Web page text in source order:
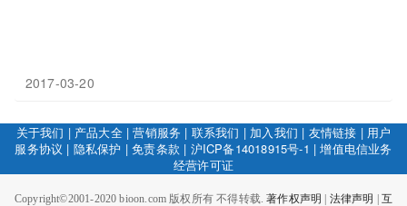
2017-03-20
关于我们 | 产品大全|营销服务 | 联系我们 | 加入我们 | 友情链接 | 用户
服务协议 | 隐私保护 |免责条款 | 沪ICP备14018915号-1 |增值电信业务
经营许可证
Copyright©2001-2020 bioon.com 版权所有 不得转载.著作权声明 法律声明
互